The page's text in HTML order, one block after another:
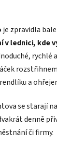
je zpravidla
v lednici, kde
rychlé
a
se starají
denně
či firmy.